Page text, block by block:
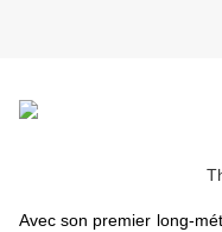
Avec son premier long-